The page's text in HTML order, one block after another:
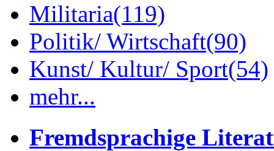
Militaria(119)
Politik/ Wirtschaft(90)
Kunst/ Kultur/ Sport(54)
mehr...
Fremdsprachige